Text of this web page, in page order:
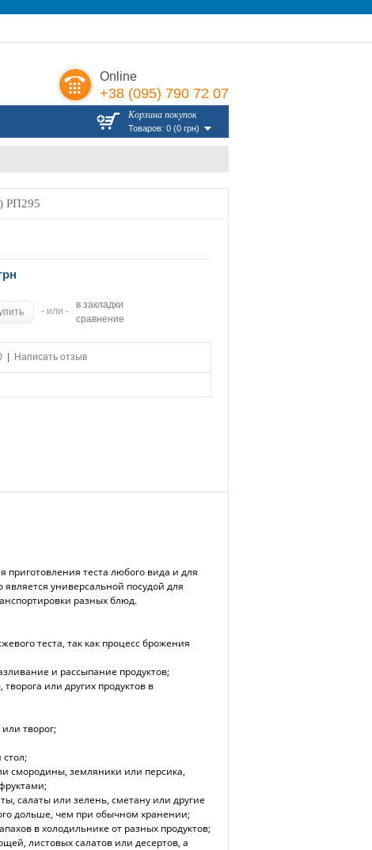
Online
+38 (095) 790 72 07
Корзина покупок
Товаров: 0 (0 грн)
РП295
- или -
в закладки
сравнение
| Написать отзыв
теста любого вида и для
универсальной посудой для
разных блюд.
теста, так как процесс брожения
и рассыпание продуктов;
или других продуктов в
творог;
смородины, земляники или персика,
салаты или зелень, сметану или другие
дольше, чем при обычном хранении;
в холодильнике от разных продуктов;
листовых салатов или десертов, а